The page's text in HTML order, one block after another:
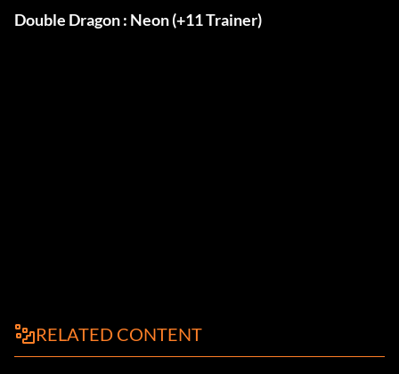
Double Dragon : Neon (+11 Trainer)
RELATED CONTENT